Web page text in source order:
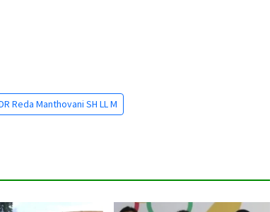
Reda Manthovani SH LL M